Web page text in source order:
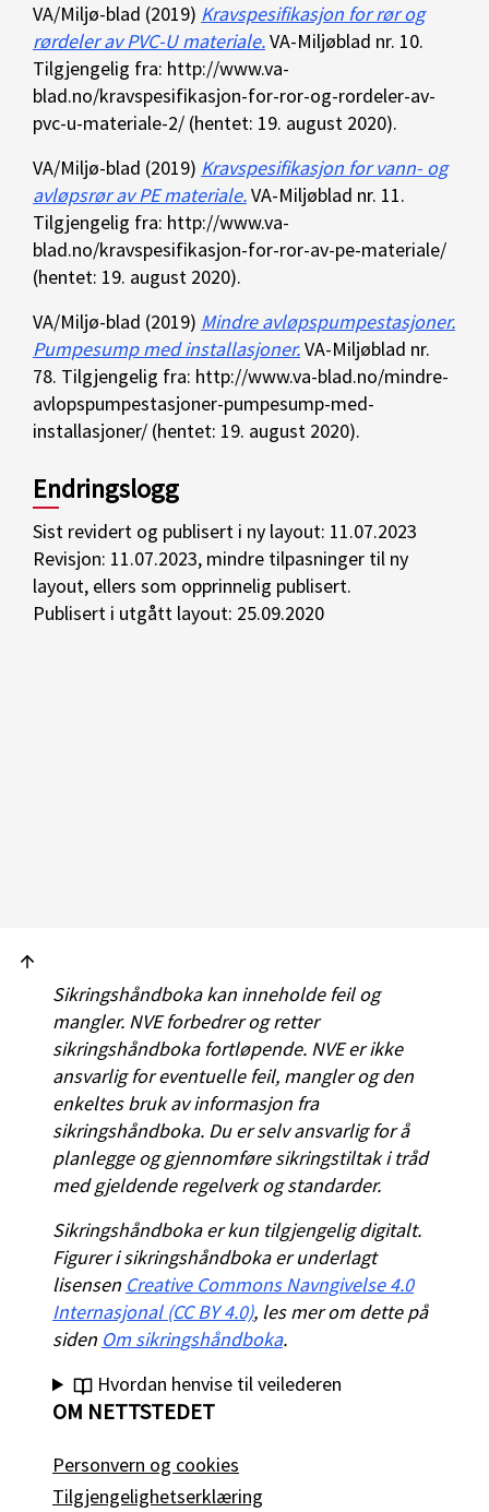
VA/Miljø-blad (2019) Kravspesifikasjon for rør og
rørdeler av PVC-U materiale.VA-Miljøblad nr. 10.
Tilgjengelig fra: http://www.va-
blad.no/kravspesifikasjon-for-ror-og-rordeler-av-
pvc-u-materiale-2/ (hentet: 19. august 2020).
VA/Miljø-blad (2019) Kravspesifikasjon for vann- og
avløpsrør av PE materiale.VA-Miljøblad nr. 11.
Tilgjengelig fra: http://www.va-
blad.no/kravspesifikasjon-for-ror-av-pe-materiale/
(hentet: 19. august 2020).
VA/Miljø-blad (2019) Mindre avløpspumpestasjoner.
Pumpesump med installasjoner.VA-Miljøblad nr.
78. Tilgjengelig fra: http://www.va-blad.no/mindre-
avlopspumpestasjoner-pumpesump-med-
installasjoner/ (hentet: 19. august 2020).
Endringslogg
Sist revidert og publisert i ny layout: 11.07.2023
Revisjon: 11.07.2023, mindre tilpasninger til ny
layout, ellers som opprinnelig publisert.
Publisert i utgått layout: 25.09.2020
Sikringshåndboka kan inneholde feil og
mangler. NVE forbedrer og retter
sikringshåndboka fortløpende. NVE er ikke
ansvarlig for eventuelle feil, mangler og den
enkeltes bruk av informasjon fra
sikringshåndboka. Du er selv ansvarlig for å
planlegge og gjennomføre sikringstiltak i tråd
med gjeldende regelverk og standarder.
Sikringshåndboka er kun tilgjengelig digitalt.
Figurer i sikringshåndboka er underlagt
lisensen Creative Commons Navngivelse 4.0
Internasjonal (CC BY 4.0), les mer om dette på
siden Om sikringshåndboka.
Hvordan henvise til veilederen
OM NETTSTEDET
Personvern og cookies
Tilgjengelighetserklæring